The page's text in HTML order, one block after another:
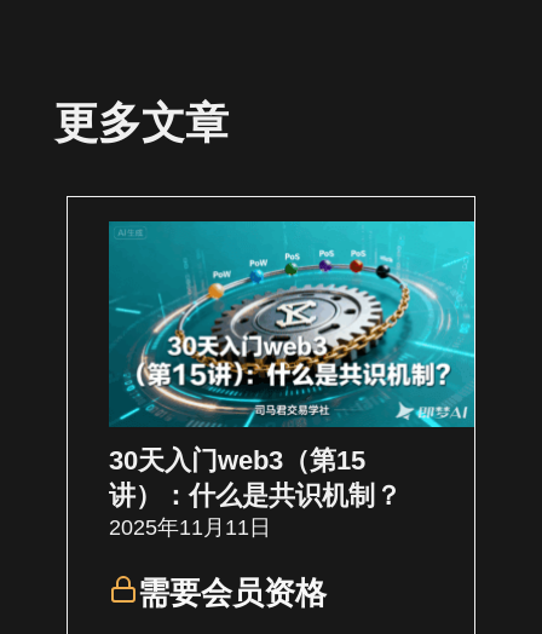
更多文章
30天入门web3（第15
讲）：什么是共识机制？
2025年11月11日
需要会员资格